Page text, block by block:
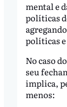
mental e
políticas
políticas
No caso
seu
implica,
menos: